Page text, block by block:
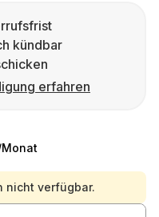
kündbar
erfahren
nicht verfügbar.